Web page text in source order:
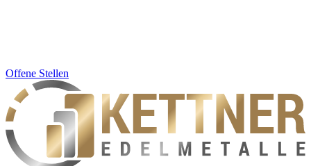
Offene Stellen